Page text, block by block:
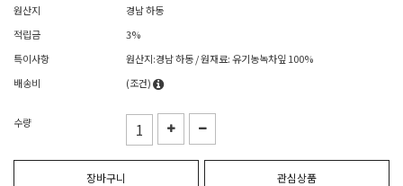
원산지
경남 하동
적립금
3%
특이사항
원산지:경남 하동 / 원재료: 유기농녹차잎 100%
배송비
(조건)
수량
장바구니 관심상품